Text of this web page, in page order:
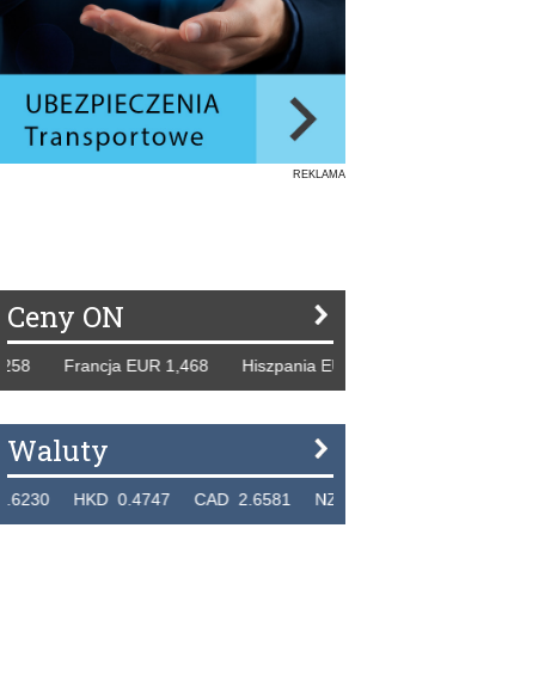
REKLAMA
Ceny ON
EUR 1,468 Hiszpania EUR 1,229 WB GBP 1,318
Waluty
0.4747 CAD 2.6581 NZD 2.1889 SGD 2.9048